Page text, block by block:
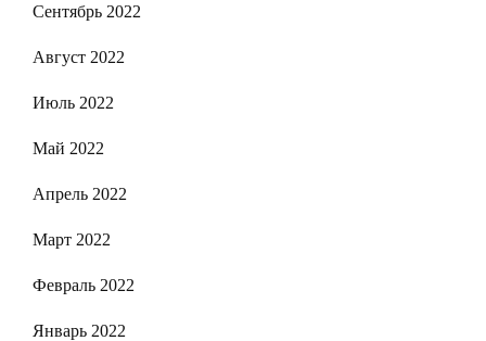
Сентябрь 2022
Август 2022
Июль 2022
Май 2022
Апрель 2022
Март 2022
Февраль 2022
Январь 2022